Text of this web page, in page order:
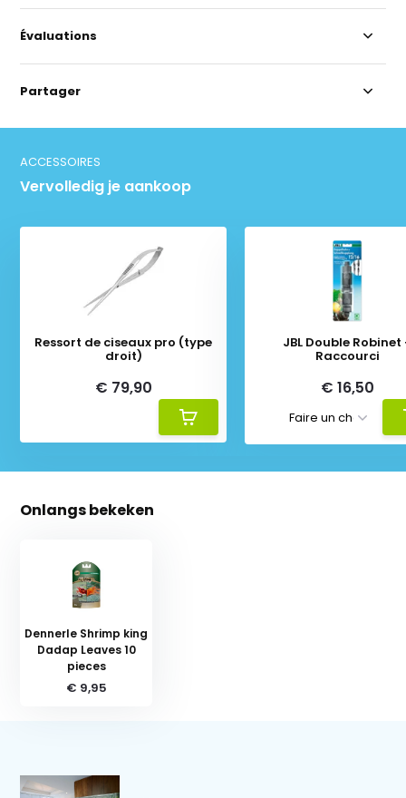
Évaluations
Partager
ACCESSOIRES
Vervolledig je aankoop
Ressort de ciseaux pro (type
droit)
€ 79,90
JBL Double Robinet
Raccourci
€ 16,50
Onlangs bekeken
Dennerle Shrimp king
Dadap Leaves 10
pieces
€ 9,95